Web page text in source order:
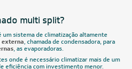
multi split?
um sistema de climatização altamente
externa, chamada de condensadora, para
, as evaporadoras.
onde é necessário climatizar mais de um
eficiência com investimento menor.